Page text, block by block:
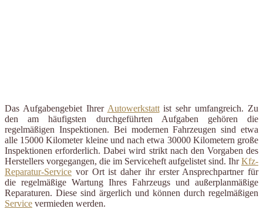
Das Aufgabengebiet Ihrer Autowerkstattist sehr umfangreich. Zu
den am häufigsten durchgeführten Aufgaben gehören die
regelmäßigen Inspektionen. Bei modernen Fahrzeugen sind etwa
alle 15000 Kilometer kleine und nach etwa 30000 Kilometern große
Inspektionen erforderlich. Dabei wird strikt nach den Vorgaben des
Herstellers vorgegangen, die im Serviceheft aufgelistet sind. IhrKfz-
Reparatur-Service vor Ort ist daher ihr erster Ansprechpartner für
die regelmäßige Wartung Ihres Fahrzeugs und außerplanmäßige
Reparaturen. Diese sind ärgerlich und können durch regelmäßigen
Service vermieden werden.